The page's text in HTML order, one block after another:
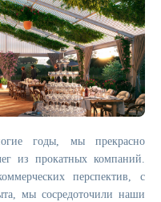
годы, мы прекрасно
из прокатных компаний.
перспектив, с
мы сосредоточили наши